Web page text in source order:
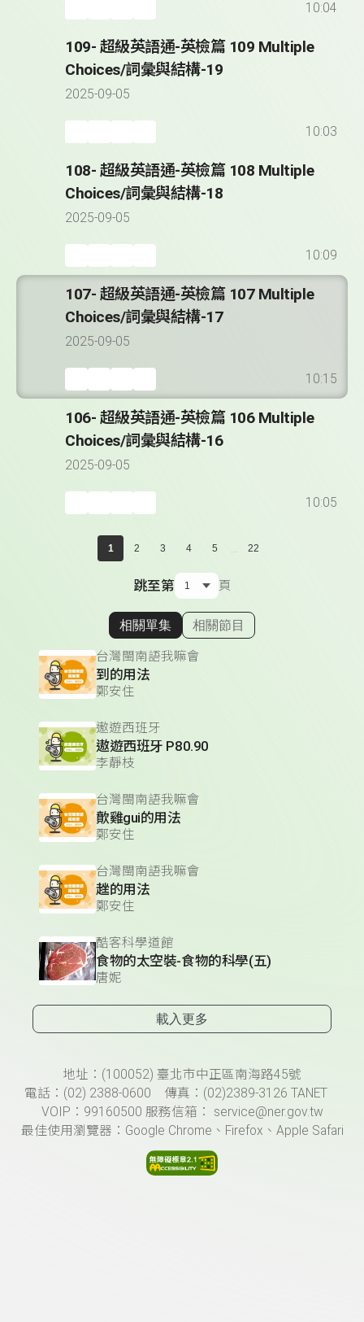
10:04
109- 超級英語通-英檢篇 109 Multiple
Choices/詞彙與結構-19
2025-09-05
10:03
108- 超級英語通-英檢篇 108 Multiple
Choices/詞彙與結構-18
2025-09-05
10:09
107- 超級英語通-英檢篇 107 Multiple
Choices/詞彙與結構-17
2025-09-05
10:15
106- 超級英語通-英檢篇 106 Multiple
Choices/詞彙與結構-16
2025-09-05
10:05
1 2 3 4 5 ... 22
跳至第 頁
顯示相關單集
相關單集 相關節目
台灣閩南語我嘛會
到的用法
鄭安住
遨遊西班牙
遨遊西班牙 P80.90
李靜枝
台灣閩南語我嘛會
歕雞gui的用法
鄭安住
台灣閩南語我嘛會
趖的用法
鄭安住
酷客科學道館
食物的太空裝-食物的科學(五)
唐妮
載入更多
頁尾資訊地址：(100052) 臺北市中正區南海路45號
電話：(02) 2388-0600 傳真：(02)2389-3126 TANET
VOIP：99160500 服務信箱： service@ner.gov.tw
最佳使用瀏覽器：Google Chrome、Firefox、Apple Safari